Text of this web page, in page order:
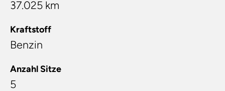
37.025 km
Kraftstoff
Benzin
Anzahl Sitze
5